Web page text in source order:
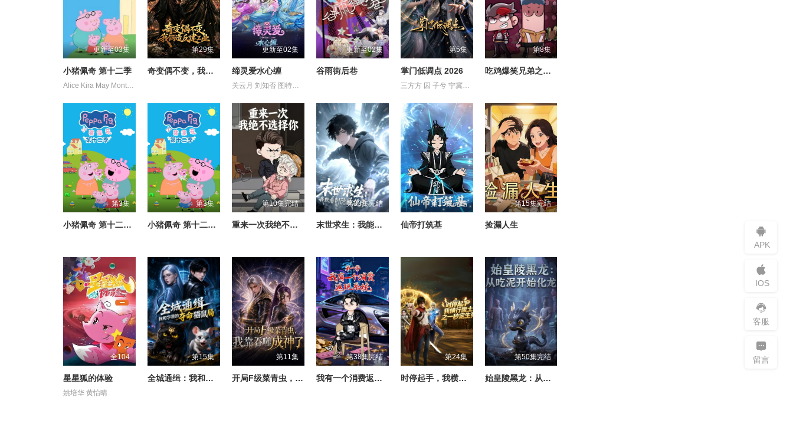
更新至03集
小猪佩奇 第十二季
Alice Kira May Monteith 理查德·赖丁斯 约翰·斯帕克斯 莫温娜·班克斯 阿梅丽·碧·史密斯
第29集
奇变偶不变，我俩造反建工业
更新至02集
缔灵爱水心缠
关云月 刘知否 图特哈蒙 林柏青 楚越 郝祥海 金琪 闫夜桥 阎么么 陆庚宜 陈张太康 魏茹晨
更新至02集
谷雨街后巷
第5集
掌门低调点 2026
三方方 囚 子兮 宁冀荣 茯西西
第8集
吃鸡爆笑兄弟之混沌阳光
第3集
小猪佩奇 第十二季 英文版
第3集
小猪佩奇 第十二季 中文配音
第10集完结
重来一次我绝不选择你
第33集完结
末世求生：我能看到隐藏提示
第15集完结
仙帝打筑基
第15集完结
捡漏人生
全104
星星狐的体验
姚培华 黄怡晴
第15集
全城通缉：我和学霸的夺命猫鼠局
第11集
开局F级菜青虫，我靠吞噬成神了
第38集完结
我有一个消费返现系统第一季
第24集
时停起手，我横行废土之一秒定生死
第50集完结
始皇陵黑龙：从吃泥开始化龙
APK
IOS
客服
留言